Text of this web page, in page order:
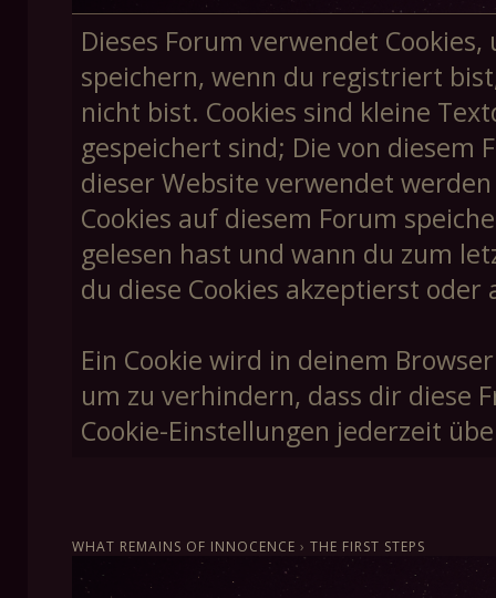
auch hier ein Haken gemacht werden und dem
höchstens noch die Frage im Weg, wie schnell
man eine weitere stadtweite Tragödie vergessen
kann.
Dieses Forum verwendet
speichern, wenn du registriert
nicht bist. Cookies sind kleine
gespeichert sind; Die von diesem
dieser Website verwendet
Cookies auf diesem Forum
gelesen hast und wann du zum
du diese Cookies akzeptierst oder
Ein Cookie wird in deinem
um zu verhindern, dass dir diese
Cookie-Einstellungen jederzeit
WHAT REMAINS OF INNOCENCE › THE FIRST STEPS